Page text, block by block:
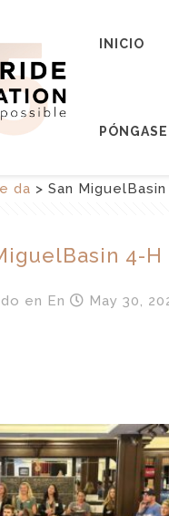
INICIO
da > San
4-
en En May 30,